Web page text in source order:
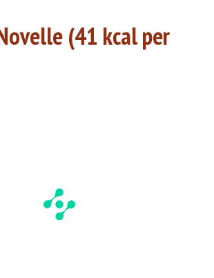
(41 kcal per